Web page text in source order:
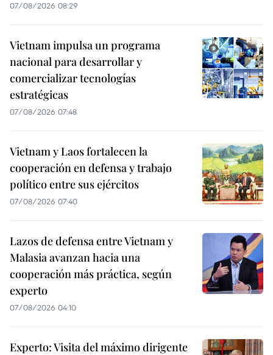
07/08/2026 08:29
Vietnam impulsa un programa
nacional para desarrollar y
comercializar tecnologías
estratégicas
07/08/2026 07:48
Vietnam y Laos fortalecen la
cooperación en defensa y trabajo
político entre sus ejércitos
07/08/2026 07:40
Lazos de defensa entre Vietnam y
Malasia avanzan hacia una
cooperación más práctica, según
experto
07/08/2026 04:10
Experto: Visita del máximo dirigente